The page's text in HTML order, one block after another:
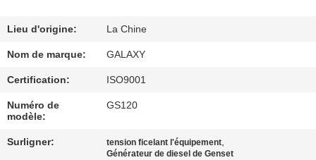
CONTRÔLE
QUALITÉ
CONTACTEZ-
NOUS
Lieu d'origine: La Chine
Nom de marque: GALAXY
Certification: ISO9001
Numéro de
modèle:
GS120
Surligner: tension ficelant l'équipement,
Générateur de diesel de Genset